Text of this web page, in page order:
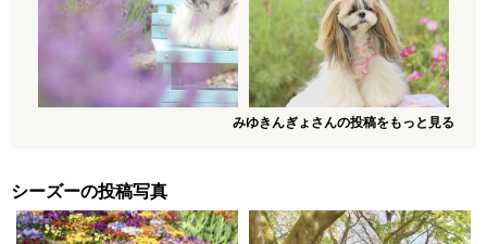
みゆきんぎょさんの投稿をもっと見る
シーズーの投稿写真